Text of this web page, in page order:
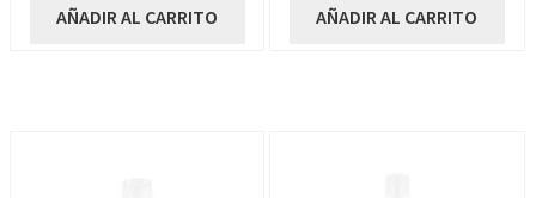
AÑADIR AL CARRITO AÑADIR AL CARRITO